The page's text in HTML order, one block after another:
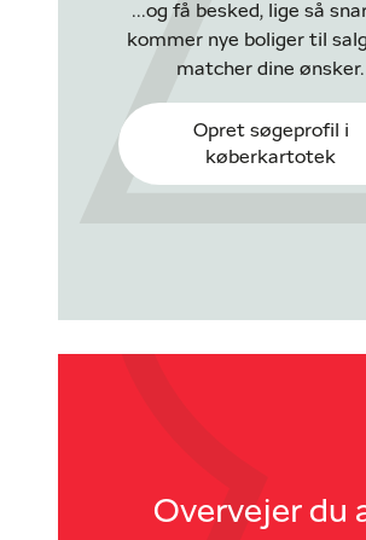
...og få besked, lige så
kommer nye boliger til
matcher dine ønsker.
Opret søgeprofil i
køberkartotek
Overvejer du